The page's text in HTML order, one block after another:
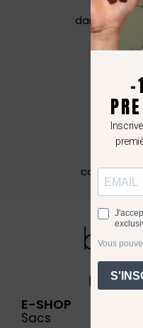
dans notre
et
CB,
E-SHOP
Sacs
-
Vous